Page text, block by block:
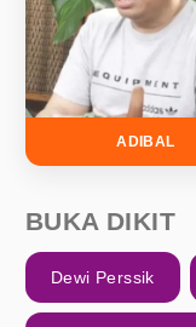
ADIBAL
BUKA DIKIT
Dewi Perssik